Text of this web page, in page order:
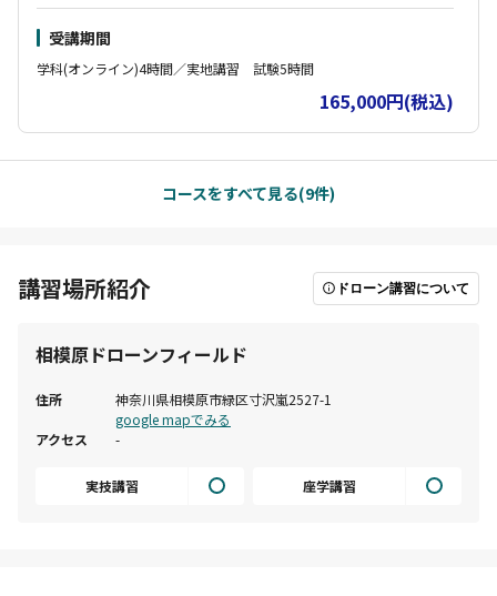
受講期間
学科(オンライン)4時間／実地講習 試験5時間
165,000円(税込)
コースをすべて見る(9件)
講習場所紹介 ドローン講習について
相模原ドローンフィールド
住所
神奈川県相模原市緑区寸沢嵐2527-1
google mapでみる
アクセス
-
実技講習 座学講習